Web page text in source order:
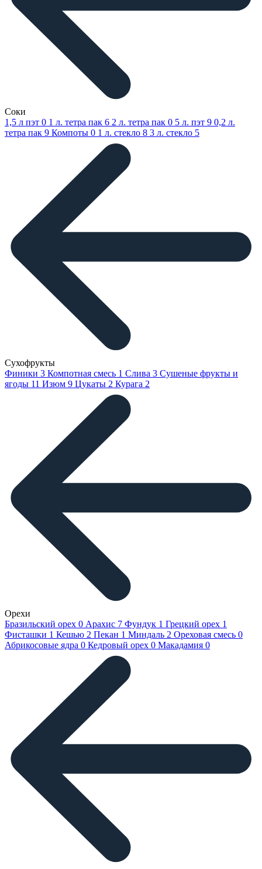
Соки
1,5 л пэт 0 1 л. тетра пак 6 2 л. тетра пак 0 5 л. пэт 9 0,2 л.
тетра пак 9 Компоты 0 1 л. стекло 8 3 л. стекло 5
Сухофрукты
Финики 3 Компотная смесь 1 Слива 3 Сушеные фрукты и
ягоды 11 Изюм 9 Цукаты 2 Курага 2
Орехи
Бразильский орех 0 Арахис 7 Фундук 1 Грецкий орех 1
Фисташки 1 Кешью 2 Пекан 1 Миндаль 2 Ореховая смесь 0
Абрикосовые ядра 0 Кедровый орех 0 Макадамия 0